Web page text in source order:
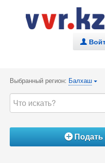
.
Выбранный регион: Балхаш {
ÁПодать